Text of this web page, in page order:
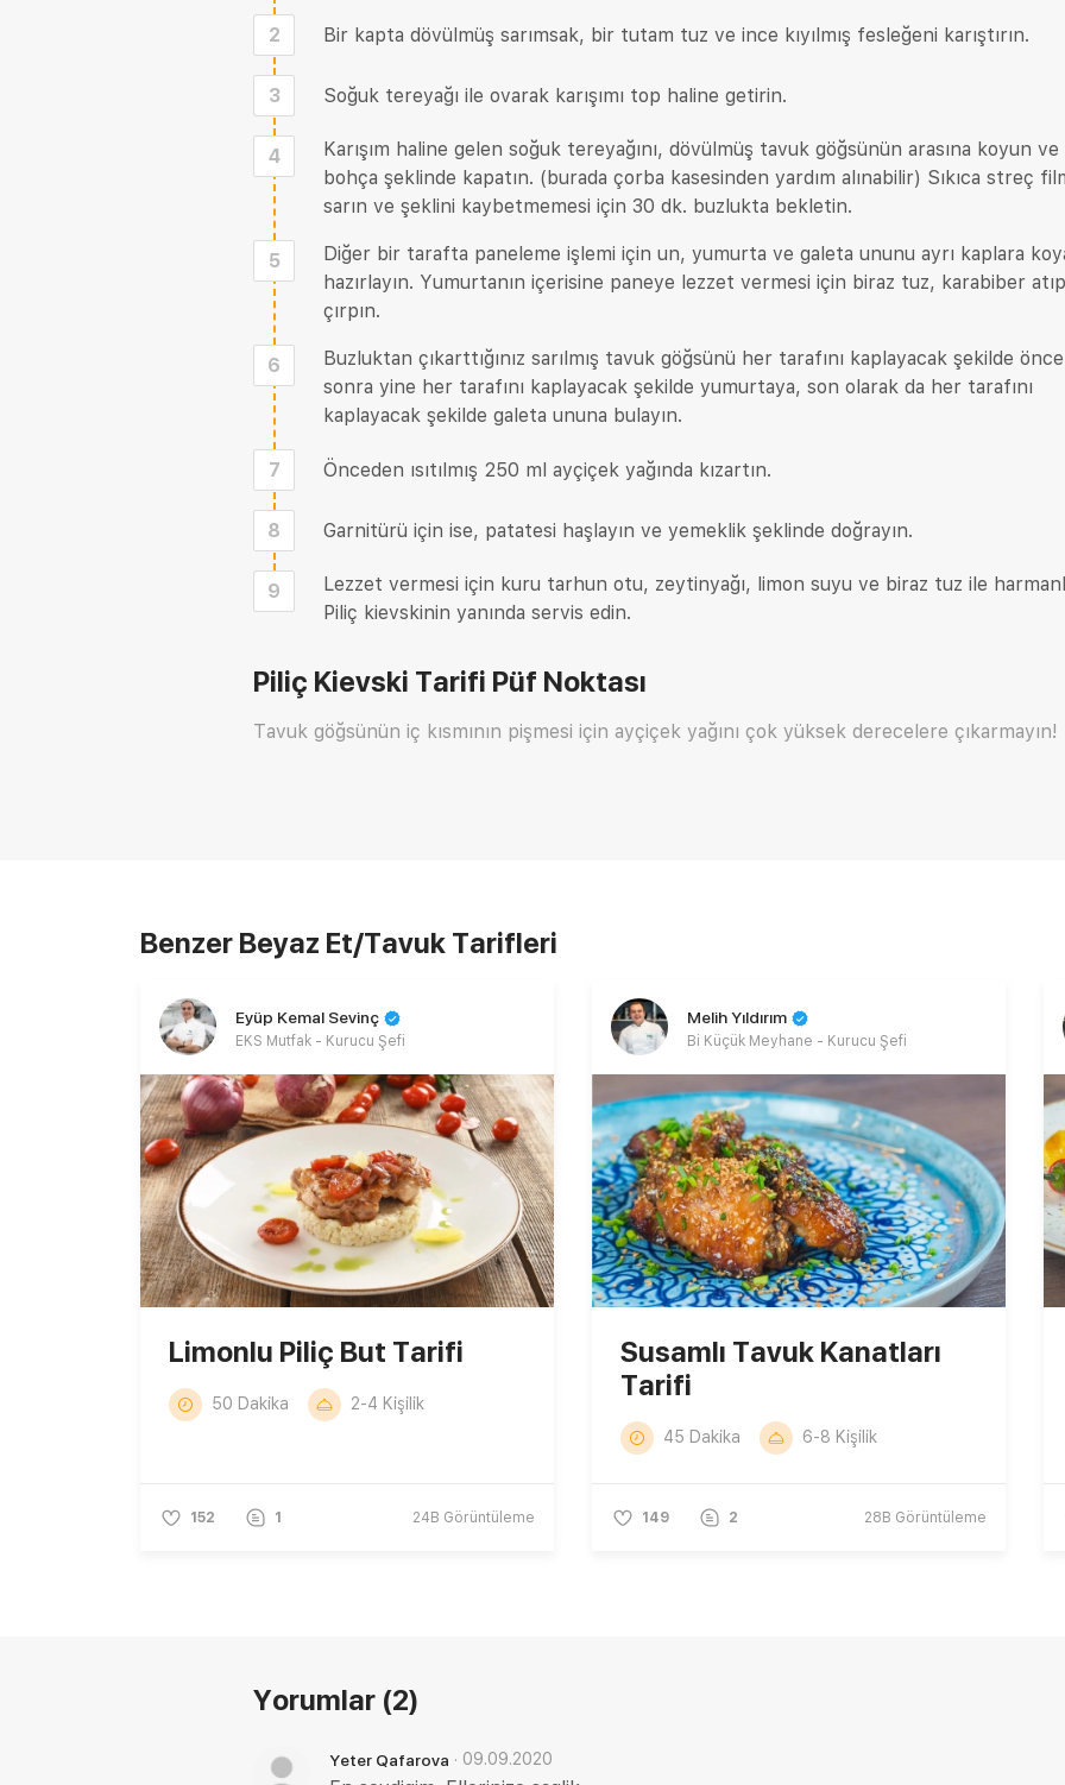
2 Bir kapta dövülmüş sarımsak, bir tutam tuz ve ince kıyılmış fesleğeni karıştırın.
3 Soğuk tereyağı ile ovarak karışımı top haline getirin.
4
Karışım haline gelen soğuk tereyağını, dövülmüş tavuk göğsünün arasına koyun ve
bohça şeklinde kapatın. (burada çorba kasesinden yardım alınabilir) Sıkıca streç
sarın ve şeklini kaybetmemesi için 30 dk. buzlukta bekletin.
5
Diğer bir tarafta paneleme işlemi için un, yumurta ve galeta ununu ayrı kaplara
hazırlayın. Yumurtanın içerisine paneye lezzet vermesi için biraz tuz, karabiber atıp
çırpın.
6
Buzluktan çıkarttığınız sarılmış tavuk göğsünü her tarafını kaplayacak şekilde
sonra yine her tarafını kaplayacak şekilde yumurtaya, son olarak da her tarafını
kaplayacak şekilde galeta ununa bulayın.
7 Önceden ısıtılmış 250 ml ayçiçek yağında kızartın.
8 Garnitürü için ise, patatesi haşlayın ve yemeklik şeklinde doğrayın.
9
Lezzet vermesi için kuru tarhun otu, zeytinyağı, limon suyu ve biraz tuz ile
Piliç kievskinin yanında servis edin.
Piliç Kievski Tarifi Püf Noktası
Tavuk göğsünün iç kısmının pişmesi için ayçiçek yağını çok yüksek derecelere çıkarmayın!
Benzer Beyaz Et/Tavuk Tarifleri
Eyüp Kemal Sevinç
EKS Mutfak - Kurucu Şefi
Limonlu Piliç But Tarifi
50 Dakika 2-4 Kişilik
152 1 24B Görüntüleme
Melih Yıldırım
Bi Küçük Meyhane - Kurucu Şefi
Susamlı Tavuk Kanatları
Tarifi
45 Dakika 6-8 Kişilik
149 2 28B Görüntüleme
Yorumlar (2)
Yeter Qafarova · 09.09.2020